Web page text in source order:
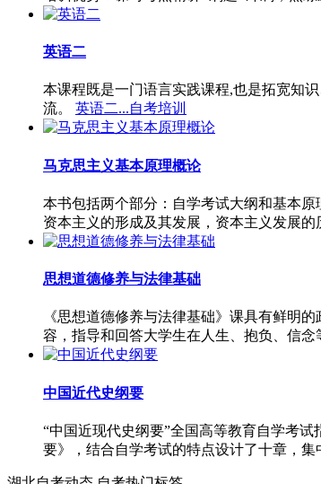
英语二
本课程既是一门语言实践课程,也是拓宽知
流。
英语二...自考培训
马克思主义基本原理概论
本书包括两个部分：自学考试大纲和基本
资本主义的形成及其发展，资本主义发展
思想道德修养与法律基础
《思想道德修养与法律基础》课具有鲜明
容，指导和回答大学生在人生、抱负、信念
中国近代史纲要
“中国近现代史纲要”全国高等教育自学考
要》，结合自学考试的特点设计了十章，集